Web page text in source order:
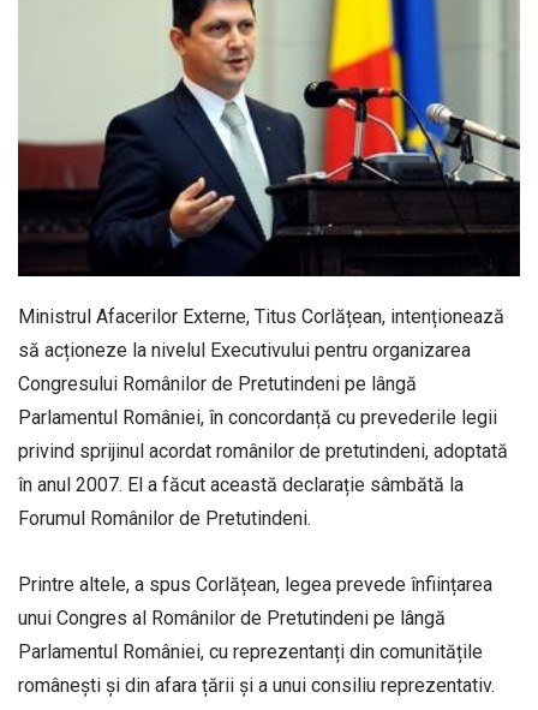
Ministrul Afacerilor Externe, Titus Corlățean, intenționează
să acționeze la nivelul Executivului pentru organizarea
Congresului Românilor de Pretutindeni pe lângă
Parlamentul României, în concordanță cu prevederile legii
privind sprijinul acordat românilor de pretutindeni, adoptată
în anul 2007. El a făcut această declarație sâmbătă la
Forumul Românilor de Pretutindeni.
Printre altele, a spus Corlățean, legea prevede înființarea
unui Congres al Românilor de Pretutindeni pe lângă
Parlamentul României, cu reprezentanți din comunitățile
românești și din afara țării și a unui consiliu reprezentativ.